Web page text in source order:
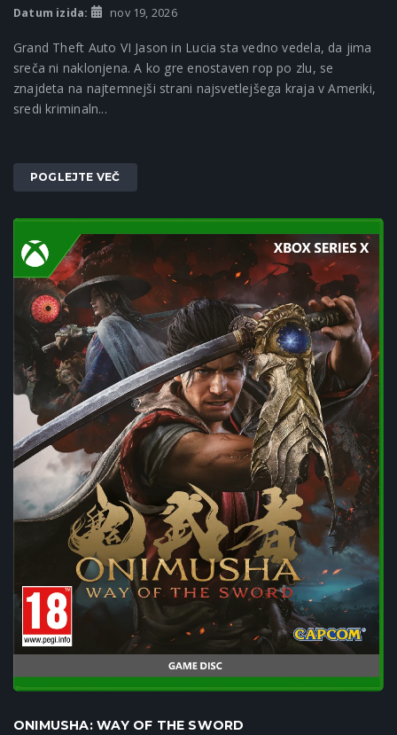
Datum izida: nov 19, 2026
Grand Theft Auto VI Jason in Lucia sta vedno vedela, da jima
sreča ni naklonjena. A ko gre enostaven rop po zlu, se
znajdeta na najtemnejši strani najsvetlejšega kraja v Ameriki,
sredi kriminaln...
POGLEJTE VEČ
ONIMUSHA: WAY OF THE SWORD